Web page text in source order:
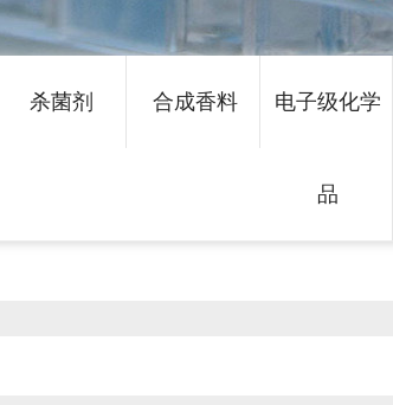
杀菌剂 合成香料 电子级化学
品